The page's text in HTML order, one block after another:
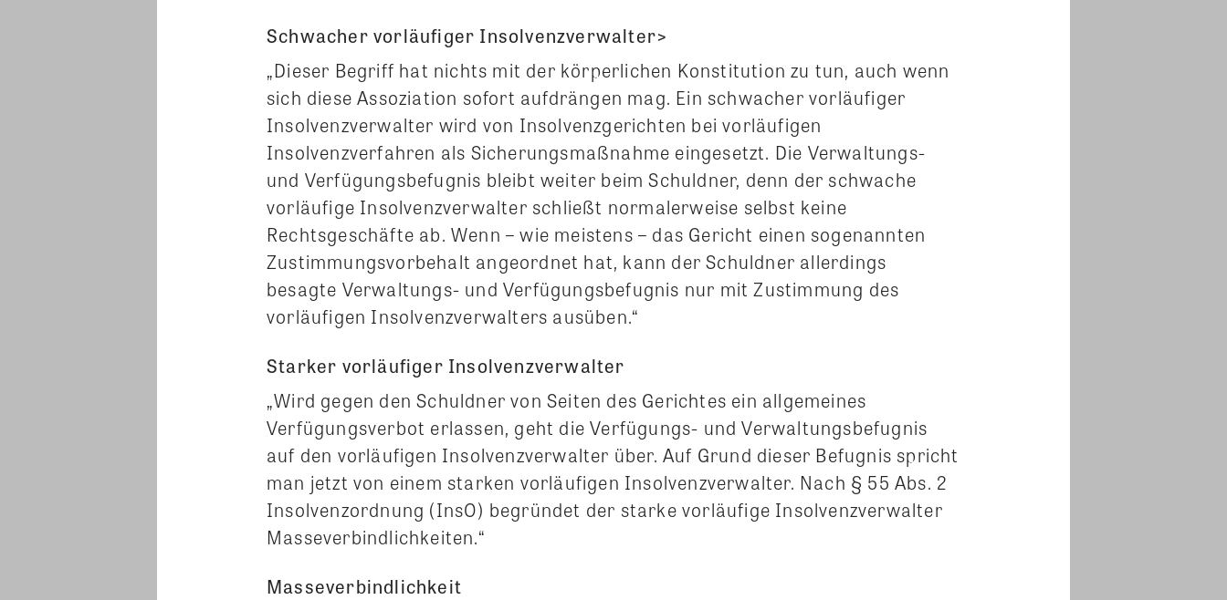
Schwacher vorläufiger Insolvenzverwalter>
„Dieser Begriff hat nichts mit der körperlichen Konstitution zu tun, auch wenn
sich diese Assoziation sofort aufdrängen mag. Ein schwacher vorläufiger
Insolvenzverwalter wird von Insolvenzgerichten bei vorläufigen
Insolvenzverfahren als Sicherungsmaßnahme eingesetzt. Die Verwaltungs-
und Verfügungsbefugnis bleibt weiter beim Schuldner, denn der schwache
vorläufige Insolvenzverwalter schließt normalerweise selbst keine
Rechtsgeschäfte ab. Wenn – wie meistens – das Gericht einen sogenannten
Zustimmungsvorbehalt angeordnet hat, kann der Schuldner allerdings
besagte Verwaltungs- und Verfügungsbefugnis nur mit Zustimmung des
vorläufigen Insolvenzverwalters ausüben.“
Starker vorläufiger Insolvenzverwalter
„Wird gegen den Schuldner von Seiten des Gerichtes ein allgemeines
Verfügungsverbot erlassen, geht die Verfügungs- und Verwaltungsbefugnis
auf den vorläufigen Insolvenzverwalter über. Auf Grund dieser Befugnis spricht
man jetzt von einem starken vorläufigen Insolvenzverwalter. Nach § 55 Abs. 2
Insolvenzordnung (InsO) begründet der starke vorläufige Insolvenzverwalter
Masseverbindlichkeiten.“
Masseverbindlichkeit